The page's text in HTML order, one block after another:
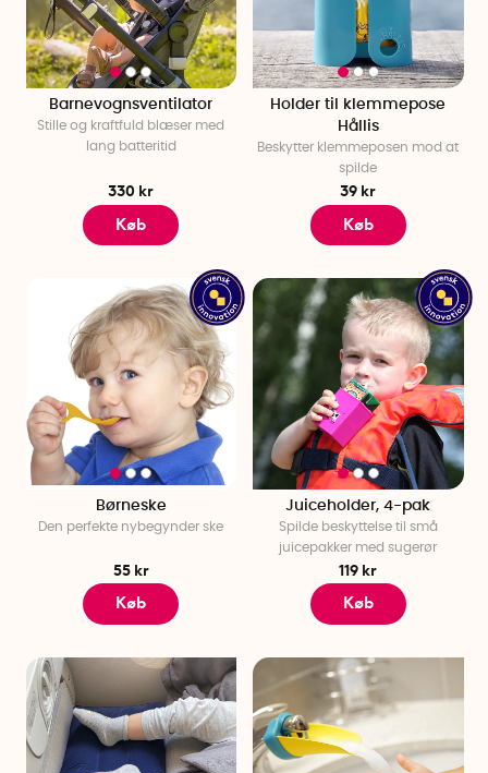
Dåbsgaven er en perfekt måde at fejre den nydøbte på, så
vælg noget, som du ved vil blive værdsat, og som virkelig
viser, hvor meget den lille betyder for dig. Se dig omkring i
vores kategori efter dåbsgaver og find den perfekte
dåbsgave. En dåbsgave, der vil blive husket og elsket for altid.
Barnevognsventilator
Stille og kraftfuld blæser med
lang batteritid
330 kr
Køb
Holder til klemmepose
Hållis
Beskytter klemmeposen mod at
spilde
39 kr
Køb
Børneske
Den perfekte nybegynder ske
55 kr
Køb
Juiceholder, 4-pak
Spilde beskyttelse til små
juicepakker med sugerør
119 kr
Køb